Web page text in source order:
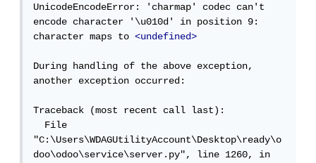
UnicodeEncodeError: 'charmap' codec can't
encode character '\u010d' in position 9:
character maps to <undefined>
During handling of the above exception,
another exception occurred:
Traceback (most recent call last):
File
"C:\Users\WDAGUtilityAccount\Desktop\ready\o
doo\odoo\service\server.py", line 1260, in